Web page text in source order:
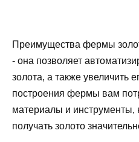
Преимущества фермы
- она позволяет
золота, а также увеличить
построения фермы вам
материалы и инструменты,
получать золото